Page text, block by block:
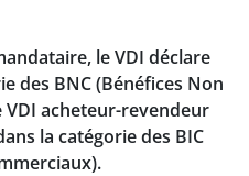
le VDI déclare
des BNC (Bénéfices Non
VDI acheteur-revendeur
la catégorie des BIC